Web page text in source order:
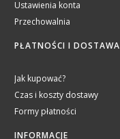
Ustawienia konta
Przechowalnia
PŁATNOŚCI I DOSTAWA
Jak kupować?
Czas i koszty dostawy
Formy płatności
INFORMACJE